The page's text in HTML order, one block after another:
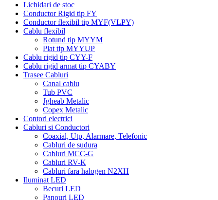
Lichidari de stoc
Conductor Rigid tip FY
Conductor flexibil tip MYF(VLPY)
Cablu flexibil
Rotund tip MYYM
Plat tip MYYUP
Cablu rigid tip CYY-F
Cablu rigid armat tip CYABY
Trasee Cabluri
Canal cablu
Tub PVC
Jgheab Metalic
Copex Metalic
Contori electrici
Cabluri si Conductori
Coaxial, Utp, Alarmare, Telefonic
Cabluri de sudura
Cabluri MCC-G
Cabluri RV-K
Cabluri fara halogen N2XH
Iluminat LED
Becuri LED
Panouri LED